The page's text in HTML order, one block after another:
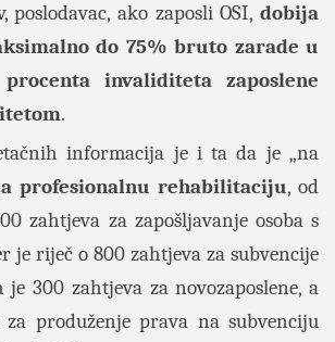
poslodavac, ako zaposli OSI, dobija
do 75% bruto zarade u
invaliditeta zaposlene
.
informacija je i ta da je „na
profesionalnu rehabilitaciju, od
zahtjeva za zapošljavanje osoba s
je riječ o 800 zahtjeva za subvencije
300 zahtjeva za novozaposlene, a
produženje prava na subvenciju